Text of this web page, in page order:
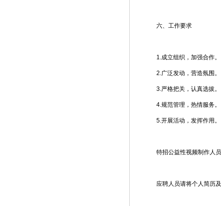
六、工作要求
1.成立组织，加强合作。
2.广泛发动，营造氛围。
3.严格把关，认真选拔。
4.规范管理，热情服务。
5.开展活动，发挥作用。
特招公益性视频制作人
应聘人员请将个人简历